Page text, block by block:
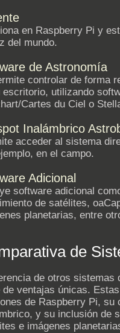
en Raspberry Pi y
del mundo.
de Astronomía
controlar de forma
escritorio, utilizando
Cartes du Ciel o
Inalámbrico
acceder al sistema
en el campo.
Adicional
software adicional
de satélites,
planetarias, entre
de
de otros sistemas
de ventajas únicas.
de Raspberry Pi, su
y su inclusión de
e imágenes